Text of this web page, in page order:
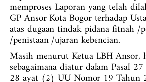
memproses Laporan yang telah
GP Ansor Kota Bogor terhadap
atas dugaan tindak pidana fitnah /
/penistaan /ujaran kebencian.
Masih menurut Ketua LBH Ansor,
sebagaimana diatur dalam Pasal
28 ayat (2) UU Nomor 19 Tahun